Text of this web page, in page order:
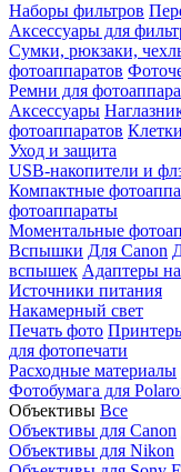
Наборы фильтров
Аксессуары для
Сумки, рюкзаки,
фотоаппаратов
Ремни для
Аксессуары
фотоаппаратов
Уход и защита
USB-накопители и
Компактные
фотоаппараты
Моментальные
Вспышки Для Canon
вспышек Адаптеры
Источники питания
Накамерный свет
Печать фото
для фотопечати
Расходные материалы
Фотобумага для
Объективы Все
Объективы для Canon
Объективы для Nikon